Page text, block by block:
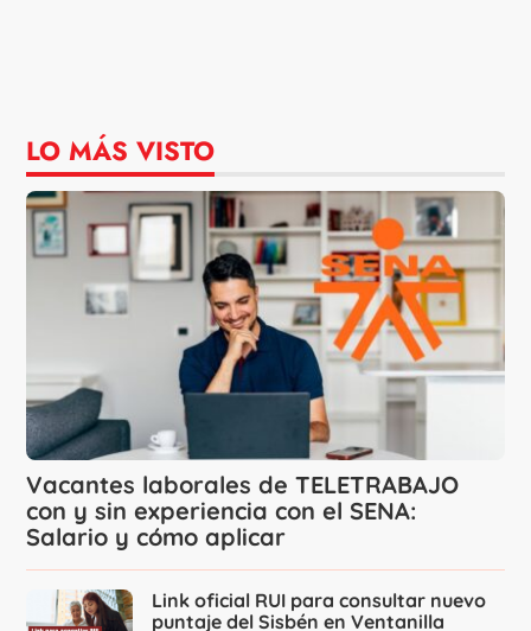
LO MÁS VISTO
Vacantes laborales de TELETRABAJO
con y sin experiencia con el SENA:
Salario y cómo aplicar
Link oficial RUI para consultar nuevo
puntaje del Sisbén en Ventanilla